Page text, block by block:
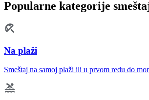
Popularne kategorije
Na plaži
Smeštaj na samoj plaži ili u prvom redu do